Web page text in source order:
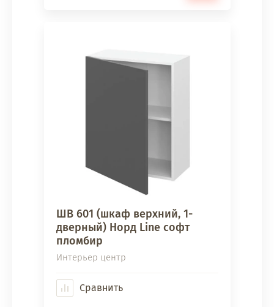
ШВ 601 (шкаф верхний, 1-
дверный) Норд Line софт
пломбир
Интерьер центр
Сравнить